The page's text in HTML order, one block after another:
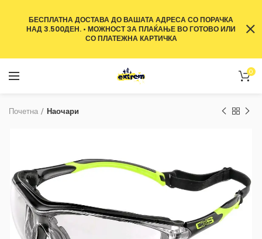
0
Почетна Наочари
БЕСПЛАТНА ДОСТАВА ДО ВАШАТА АДРЕСА СО ПОРАЧКА
НАД 3.500ДЕН. • МОЖНОСТ ЗА ПЛАЌАЊЕ ВО ГОТОВО ИЛИ
СО ПЛАТЕЖНА КАРТИЧКА